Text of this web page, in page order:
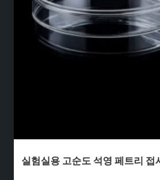
실험실용 고순도 석영 페트리